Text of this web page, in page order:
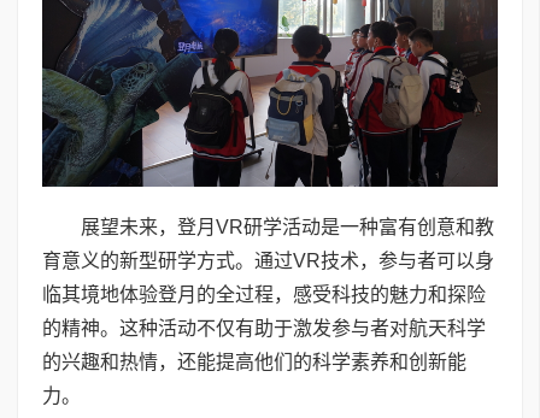
展望未来，登月VR研学活动是一种富有创意和教
育意义的新型研学方式。通过VR技术，参与者可以身
临其境地体验登月的全过程，感受科技的魅力和探险
的精神。这种活动不仅有助于激发参与者对航天科学
的兴趣和热情，还能提高他们的科学素养和创新能
力。